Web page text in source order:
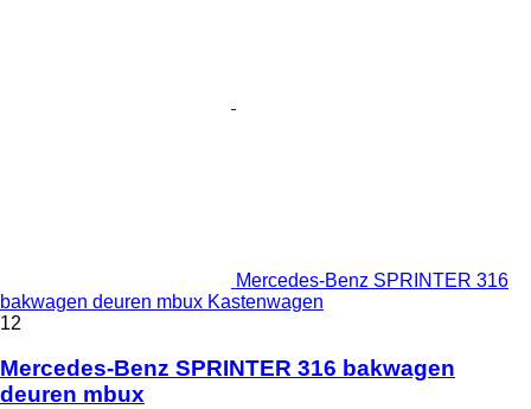
Mercedes-Benz SPRINTER 316
bakwagen deuren mbux Kastenwagen
12
Mercedes-Benz SPRINTER 316 bakwagen
deuren mbux